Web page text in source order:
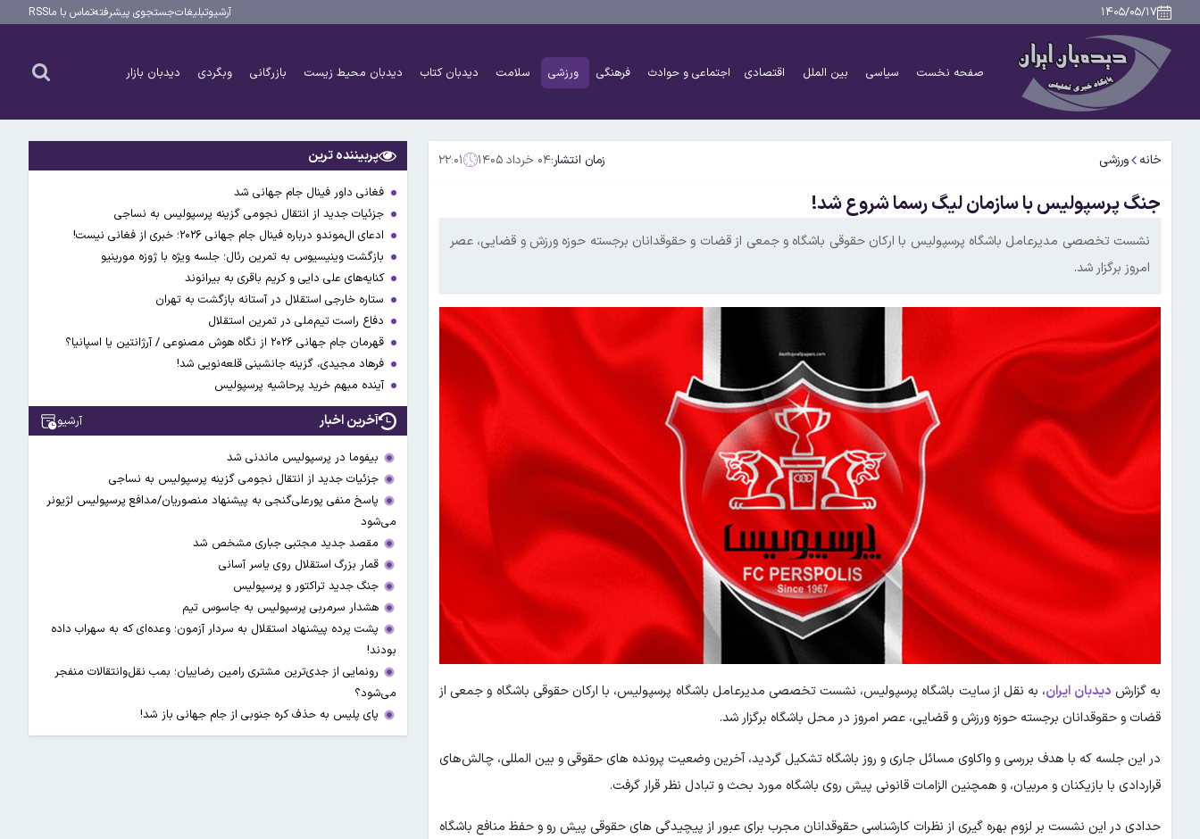
۱۴۰۵/۰۵/۱۷ آرشیوتبلیغاتجستجوی پیشرفتهتماس با ماRSS
صفحه نخست سیاسی بین الملل اقتصادی اجتماعی و حوادث فرهنگی ورزشی سلامت دیدبان کتاب دیدبان محیط زیست بازرگانی وبگردی دیدبان بازار
خانه ورزشی زمان انتشار:۰۴ خرداد ۱۴۰۵ ۲۲:۰۱
جنگ پرسپولیس با سازمان لیگ رسما شروع شد!
نشست تخصصی مدیرعامل باشگاه پرسپولیس با ارکان حقوقی باشگاه و جمعی از قضات و حقوقدانان برجسته حوزه ورزش و قضایی، عصر
امروز برگزار شد.
به گزارش دیدبان ایران، به نقل از سایت باشگاه پرسپولیس، نشست تخصصی مدیرعامل باشگاه پرسپولیس، با ارکان حقوقی باشگاه و جمعی از
قضات و حقوقدانان برجسته حوزه ورزش و قضایی، عصر امروز در محل باشگاه برگزار شد.
در این جلسه که با هدف بررسی و واکاوی مسائل جاری و روز باشگاه تشکیل گردید، آخرین وضعیت پرونده های حقوقی و بین المللی، چالش‌های
قراردادی با بازیکنان و مربیان، و همچنین الزامات قانونی پیش روی باشگاه مورد بحث و تبادل نظر قرار گرفت.
حدادی در این نشست بر لزوم بهره گیری از نظرات کارشناسی حقوقدانان مجرب برای عبور از پیچیدگی های حقوقی پیش رو و حفظ منافع باشگاه
پربیننده ترین
فغانی داور فینال جام جهانی شد
جزئیات جدید از انتقال نجومی گزینه پرسپولیس به نساجی
ادعای ال‌‍موندو درباره فینال جام جهانی ۲۰۲۶؛ خبری از فغانی نیست!
بازگشت وینیسیوس به تمرین رئال؛ جلسه ویژه با ژوزه مورینیو
کنایه‌های علی دایی و کریم باقری به بیرانوند
ستاره خارجی استقلال در آستانه بازگشت به تهران
دفاع راست تیم‌ملی در تمرین استقلال
قهرمان جام جهانی ۲۰۲۶ از نگاه هوش مصنوعی / آرژانتین یا اسپانیا؟
فرهاد مجیدی، گزینه جانشینی قلعه‌نویی شد!
آینده مبهم خرید پرحاشیه پرسپولیس
آخرین اخبار آرشیو
بیفوما در پرسپولیس ماندنی شد
جزئیات جدید از انتقال نجومی گزینه پرسپولیس به نساجی
پاسخ منفی پورعلی‌گنجی به پیشنهاد منصوریان/مدافع پرسپولیس لژیونر
می‌شود
مقصد جدید مجتبی جباری مشخص شد
قمار بزرگ استقلال روی یاسر آسانی
جنگ جدید تراکتور و پرسپولیس
هشدار سرمربی پرسپولیس به جاسوس تیم
پشت پرده پیشنهاد استقلال به سردار آزمون؛ وعده‌ای که به سهراب داده
بودند!
رونمایی از جدی‌ترین مشتری رامین رضاییان؛ بمب نقل‌وانتقالات منفجر
می‌شود؟
پای پلیس به حذف کره جنوبی از جام جهانی باز شد!